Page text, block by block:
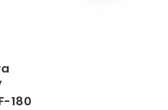
180